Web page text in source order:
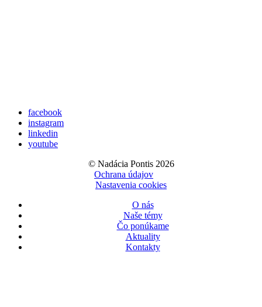
facebook
instagram
linkedin
youtube
© Nadácia Pontis 2026
Ochrana údajov
Nastavenia cookies
O nás
Naše témy
Čo ponúkame
Aktuality
Kontakty